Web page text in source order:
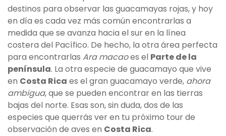
destinos para observar las guacamayas rojas, y hoy
en día es cada vez más común encontrarlas a
medida que se avanza hacia el sur en la línea
costera del Pacífico. De hecho, la otra área perfecta
para encontrarlas Ara macaoes el Parte de la
península. La otra especie de guacamayo que vive
en Costa Rica es el gran guacamayo verde, ahora
ambigua, que se pueden encontrar en las tierras
bajas del norte. Esas son, sin duda, dos de las
especies que querrás ver en tu próximo tour de
observación de aves en Costa Rica.